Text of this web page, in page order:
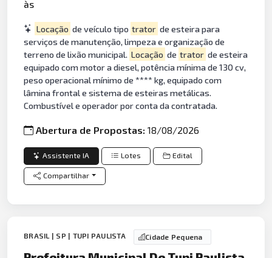
às
Locação de veículo tipo trator de esteira para
serviços de manutenção, limpeza e organização de
terreno de lixão municipal. Locação de trator de esteira
equipado com motor a diesel, potência mínima de 130 cv,
peso operacional mínimo de **** kg, equipado com
lâmina frontal e sistema de esteiras metálicas.
Combustível e operador por conta da contratada.
Abertura de Propostas:18/08/2026
Assistente IA Lotes Edital
Compartilhar
BRASIL | SP | TUPI PAULISTA Cidade Pequena